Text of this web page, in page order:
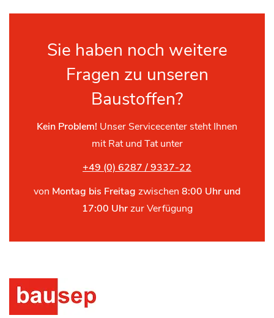
Sie haben noch weitere
Fragen zu unseren
Baustoffen?
Kein Problem! Unser Servicecenter steht Ihnen
mit Rat und Tat unter
+49 (0) 6287 / 9337-22
von Montag bis Freitag zwischen 8:00 Uhr und
17:00 Uhrzur Verfügung